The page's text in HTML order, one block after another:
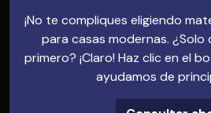
¡No te compliques eligiendo
para casas modernas.
primero? ¡Claro! Haz clic en el
ayudamos de